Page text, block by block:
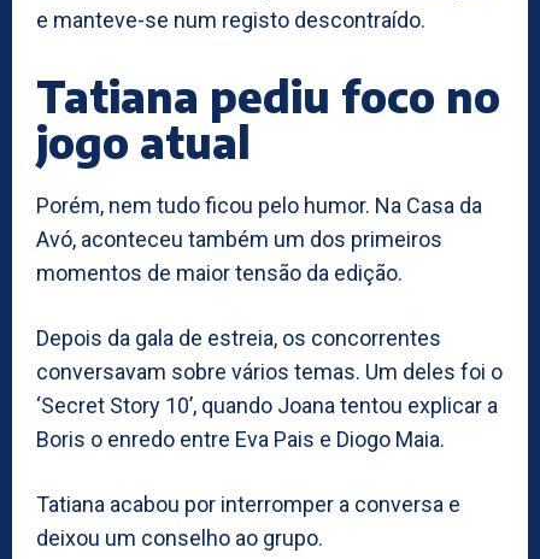
e manteve-se num registo descontraído.
Tatiana pediu foco no
jogo atual
Porém, nem tudo ficou pelo humor. Na Casa da
Avó, aconteceu também um dos primeiros
momentos de maior tensão da edição.
Depois da gala de estreia, os concorrentes
conversavam sobre vários temas. Um deles foi o
‘Secret Story 10’, quando Joana tentou explicar a
Boris o enredo entre Eva Pais e Diogo Maia.
Tatiana acabou por interromper a conversa e
deixou um conselho ao grupo.